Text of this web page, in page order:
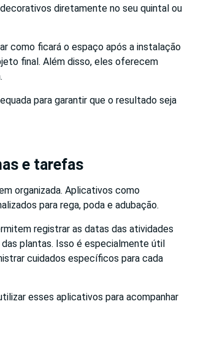
diretamente no seu quintal ou
como ficará o espaço após a instalação
final. Além disso, eles oferecem
para garantir que o resultado seja
e tarefas
organizada. Aplicativos como
para rega, poda e adubação.
registrar as datas das atividades
plantas. Isso é especialmente útil
cuidados específicos para cada
esses aplicativos para acompanhar